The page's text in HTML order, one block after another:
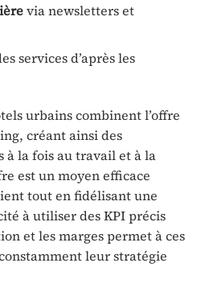
via newsletters et
services d’après les
urbains combinent l’offre
créant ainsi des
à la fois au travail et à la
est un moyen efficace
tout en fidélisant une
à utiliser des KPI précis
et les marges permet à ces
leur stratégie